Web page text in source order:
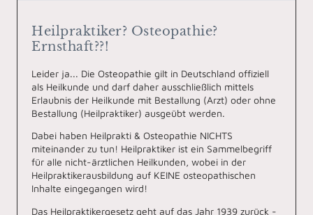
Heilpraktiker? Osteopathie?
Ernsthaft??!
Leider ja... Die Osteopathie gilt in Deutschland offiziell
als Heilkunde und darf daher ausschließlich mittels
Erlaubnis der Heilkunde mit Bestallung (Arzt) oder ohne
Bestallung (Heilpraktiker) ausgeübt werden.
Dabei haben Heilprakti & Osteopathie NICHTS
miteinander zu tun! Heilpraktiker ist ein Sammelbegriff
für alle nicht-ärztlichen Heilkunden, wobei in der
Heilpraktikerausbildung auf KEINE osteopathischen
Inhalte eingegangen wird!
Das Heilpraktikergesetz geht auf das Jahr 1939 zurück -